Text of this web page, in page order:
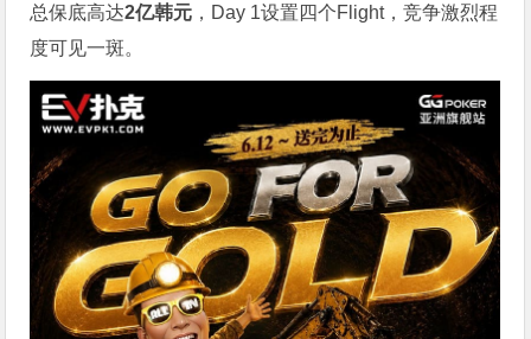
总保底高达2亿韩元 ，Day 1设置四个Flight，竞争激烈程
度可见一斑。